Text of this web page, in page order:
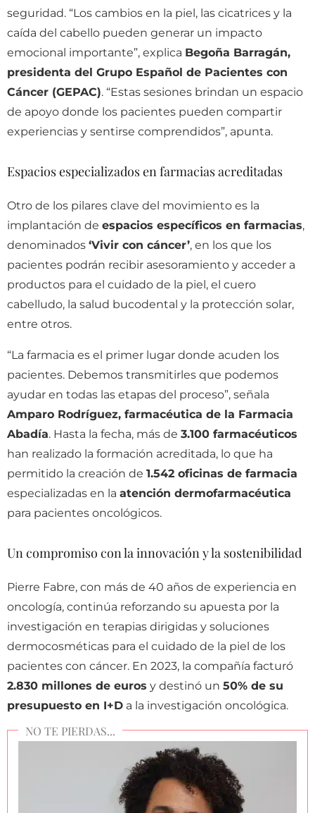
seguridad. “Los cambios en la piel, las cicatrices y la
caída del cabello pueden generar un impacto
emocional importante”, explica Begoña Barragán,
presidenta del Grupo Español de Pacientes con
Cáncer (GEPAC). “Estas sesiones brindan un espacio
de apoyo donde los pacientes pueden compartir
experiencias y sentirse comprendidos”, apunta.
Espacios especializados en farmacias acreditadas
Otro de los pilares clave del movimiento es la
implantación de espacios específicos en farmacias,
denominados ‘Vivir con cáncer’, en los que los
pacientes podrán recibir asesoramiento y acceder a
productos para el cuidado de la piel, el cuero
cabelludo, la salud bucodental y la protección solar,
entre otros.
“La farmacia es el primer lugar donde acuden los
pacientes. Debemos transmitirles que podemos
ayudar en todas las etapas del proceso”, señala
Amparo Rodríguez, farmacéutica de la Farmacia
Abadía. Hasta la fecha, más de 3.100 farmacéuticos
han realizado la formación acreditada, lo que ha
permitido la creación de 1.542 oficinas de farmacia
especializadas en la atención dermofarmacéutica
para pacientes oncológicos.
Un compromiso con la innovación y la sostenibilidad
Pierre Fabre, con más de 40 años de experiencia en
oncología, continúa reforzando su apuesta por la
investigación en terapias dirigidas y soluciones
dermocosméticas para el cuidado de la piel de los
pacientes con cáncer. En 2023, la compañía facturó
2.830 millones de euros y destinó un 50% de su
presupuesto en I+D a la investigación oncológica.